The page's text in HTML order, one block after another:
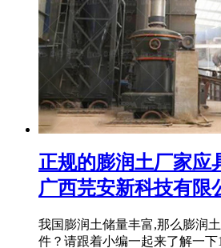
正规的膨润土厂家应
广西芫安新科技有限
我国膨润土储量丰富,那么膨润
件？请跟着小编一起来了解一